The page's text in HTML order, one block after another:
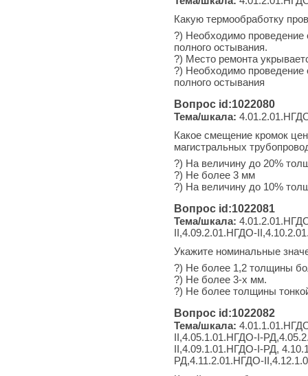
Какую термообработку
?) Необходимо
полного остывания.
?) Место ремонта
?) Необходимо
полного остывания
Вопрос id:1022080
Тема/шкала:
Какое смещение кромок
магистральных
?) На величину до 20%
?) Не более 3 мм
?) На величину до 10%
Вопрос id:1022081
Тема/шкала:
II,4.09.2.01.НГДО-
Укажите номинальные
?) Не более 1,2 толщины
?) Не более 3-х мм.
?) Не более толщины
Вопрос id:1022082
Тема/шкала:
II,4.05.1.01.НГДО-I-
II,4.09.1.01.НГДО-I-РД,
РД,4.11.2.01.НГДО-